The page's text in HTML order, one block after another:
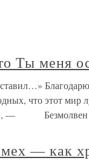
Ты меня
оставил…»
что этот
— Безмолвен
— как